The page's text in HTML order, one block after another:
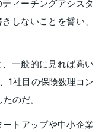
ィーチングアシスタ
しないことを誓い、
一般的に見れば高い
1社目の保険数理コン
のだ。
ートアップや中小企業